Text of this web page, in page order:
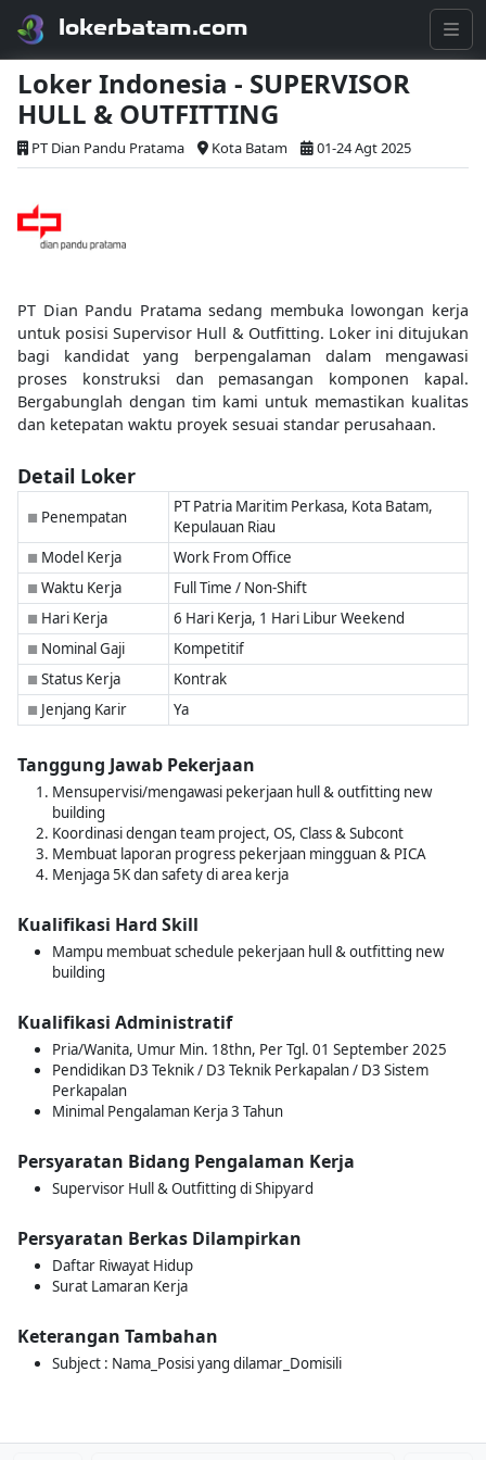
lokerbatam.com
Loker Indonesia - SUPERVISOR
HULL & OUTFITTING
PT Dian Pandu Pratama Kota Batam 01-24 Agt 2025
PT Dian Pandu Pratama sedang membuka lowongan kerja
untuk posisi Supervisor Hull & Outfitting. Loker ini ditujukan
bagi kandidat yang berpengalaman dalam mengawasi
proses konstruksi dan pemasangan komponen kapal.
Bergabunglah dengan tim kami untuk memastikan kualitas
dan ketepatan waktu proyek sesuai standar perusahaan.
Detail Loker
■ Penempatan
PT Patria Maritim Perkasa, Kota Batam,
Kepulauan Riau
■ Model Kerja Work From Office
■ Waktu Kerja Full Time / Non-Shift
■ Hari Kerja 6 Hari Kerja, 1 Hari Libur Weekend
■ Nominal Gaji Kompetitif
■ Status Kerja Kontrak
■ Jenjang Karir Ya
Tanggung Jawab Pekerjaan
Mensupervisi/mengawasi pekerjaan hull & outfitting new
building
Koordinasi dengan team project, OS, Class & Subcont
Membuat laporan progress pekerjaan mingguan & PICA
Menjaga 5K dan safety di area kerja
Kualifikasi Hard Skill
Mampu membuat schedule pekerjaan hull & outfitting new
building
Kualifikasi Administratif
Pria/Wanita, Umur Min. 18thn, Per Tgl. 01 September 2025
Pendidikan D3 Teknik / D3 Teknik Perkapalan / D3 Sistem
Perkapalan
Minimal Pengalaman Kerja 3 Tahun
Persyaratan Bidang Pengalaman Kerja
Supervisor Hull & Outfitting di Shipyard
Persyaratan Berkas Dilampirkan
Daftar Riwayat Hidup
Surat Lamaran Kerja
Keterangan Tambahan
Subject : Nama_Posisi yang dilamar_Domisili